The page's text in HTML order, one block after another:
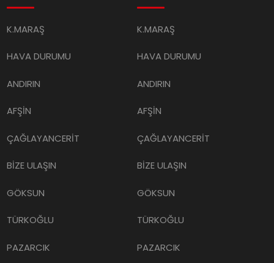
K.MARAŞ
HAVA DURUMU
ANDIRIN
AFŞİN
ÇAĞLAYANCERİT
BİZE ULAŞIN
GÖKSUN
TÜRKOĞLU
PAZARCIK
K.MARAŞ
HAVA DURUMU
ANDIRIN
AFŞİN
ÇAĞLAYANCERİT
BİZE ULAŞIN
GÖKSUN
TÜRKOĞLU
PAZARCIK